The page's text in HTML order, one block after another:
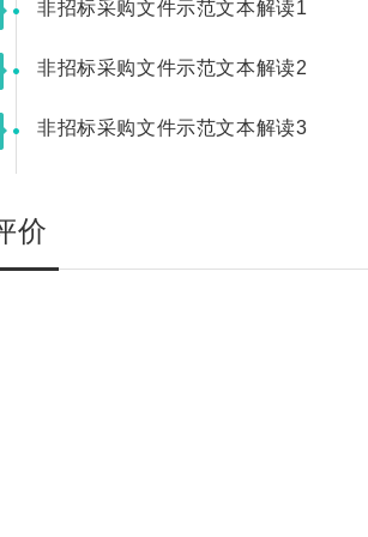
非招标采购文件示范文本解读1
非招标采购文件示范文本解读2
非招标采购文件示范文本解读3
价